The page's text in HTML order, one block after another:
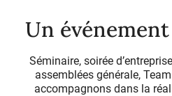
Un
Séminaire, soirée
assemblées générale,
accompagnons dans la